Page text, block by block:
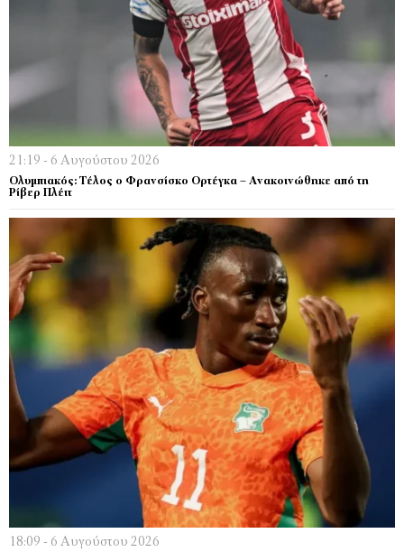
21:19 - 6 Αυγούστου 2026
Ολυμπιακός: Τέλος ο Φρανσίσκο Ορτέγκα – Ανακοινώθηκε από τη
Ρίβερ Πλέιτ
18:09 - 6 Αυγούστου 2026